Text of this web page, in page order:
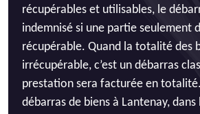
récupérables et utilisables, le
indemnisé si une partie seulement
récupérable. Quand la totalité des
irrécupérable, c’est un débarras
prestation sera facturée en
débarras de biens à Lantenay,